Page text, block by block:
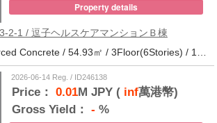
Property details
2-1 / 逗子ヘルスケアマンションＢ棟
2026-06-14 Reg. / ID246138
Price： 0.01M JPY (inf萬港幣)
Gross Yield： - %